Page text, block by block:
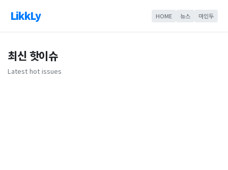
LikkLy HOME 뉴스 마인두
최신 핫이슈
Latest hot issues